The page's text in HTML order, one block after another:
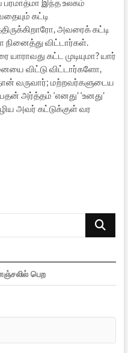
பரமாத்மா இந்த உலகம்
கட்டி
அவரைக் கட்டி
விட்டார்கள்.
கட்ட முடியுமா? யார்
விட்டு விட்டார்களோ,
வருவார்; மற்றவர்களுடைய
அர்த்தம் ‘எனது’ ‘உனது’
அவர் கட்டுக்குள் வர
Search
பெற